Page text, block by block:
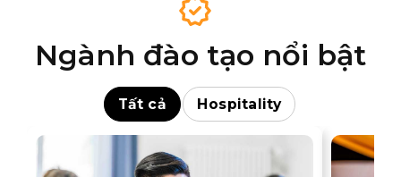
Ngành đào tạo nổi bật
Tất cả Hospitality